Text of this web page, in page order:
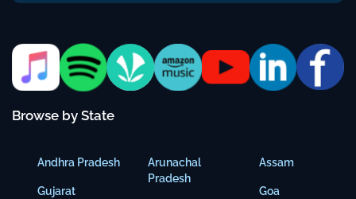
Browse by State
Andhra Pradesh
Gujarat
Arunachal
Pradesh
Assam
Goa